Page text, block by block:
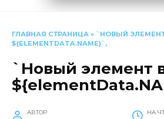
ГЛАВНАЯ СТРАНИЦА » `НОВЫЙ
${ELEMENTDATA.NAME}`,
`Новый элемент
АВТОР НА